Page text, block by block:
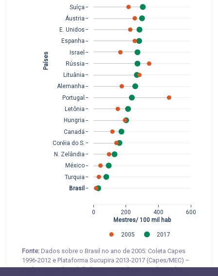
0 200 400 600
Brasil
Turquia
México
N. Zelândia
Coréia do S.
Canadá
Hungria
Letônia
Portugal
Alemanha
Lituânia
Rússia
Israel
Espanha
E. Unidos
Áustria
Suíça
2005 2017
Mestres/ 100 mil hab
Países
Fonte: Dados sobre o Brasil no ano de 2005: Coleta Capes
1996-2012 e Plataforma Sucupira 2013-2017 (Capes/MEC) –
Dados: OECD (2019), "Education Database: Graduates by